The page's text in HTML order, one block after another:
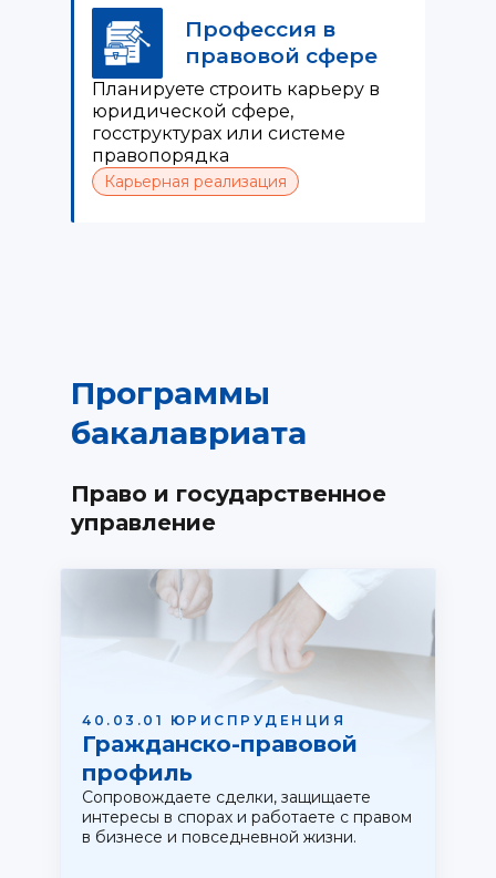
Профессия в
правовой сфере
Планируете строить карьеру в
юридической сфере,
госструктурах или системе
правопорядка
Карьерная реализация
Программы
бакалавриата
Право и государственное
управление
40.03.01 ЮРИСПРУДЕНЦИЯ
Гражданско-правовой
профиль
Сопровождаете сделки, защищаете
интересы в спорах и работаете с правом
в бизнесе и повседневной жизни.